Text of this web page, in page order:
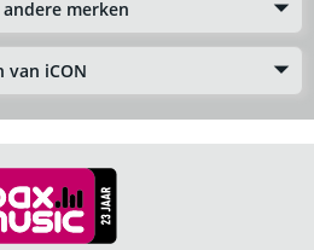
merken
van iCON